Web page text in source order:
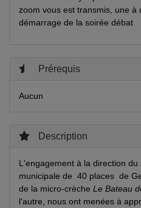
zoom vous est transmis, une à
démarrage de la soirée débat
Prérequis
Aucun
Description
L'engagement à la direction du
municipale de 40 places de
de la micro-crèche Le Bateau
l'autre, nous ont menées à